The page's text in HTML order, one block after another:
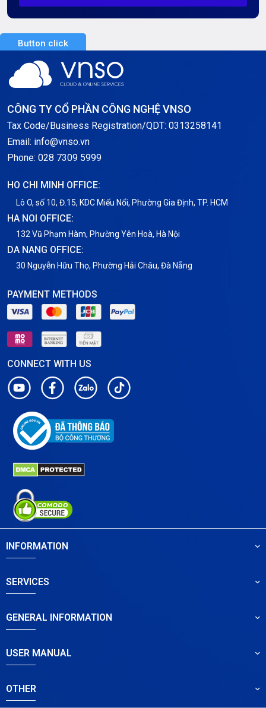
Server Dedicated (Máy chủ riêng)
Server GPU
Server Windows
Notification
Thông tin chung
Tin tức
Button click
CÔNG TY CỔ PHẦN CÔNG NGHỆ VNSO
Tax Code/Business Registration/QDT: 0313258141
Email: info@vnso.vn
Phone: 028 7309 5999
HO CHI MINH OFFICE:
Lô O, số 10, Đ.15, KDC Miếu Nổi, Phường Gia Định, TP. HCM
HA NOI OFFICE:
132 Vũ Phạm Hàm, Phường Yên Hoà, Hà Nội
DA NANG OFFICE:
30 Nguyễn Hữu Thọ, Phường Hải Châu, Đà Nẵng
PAYMENT METHODS
CONNECT WITH US
INFORMATION
SERVICES
GENERAL INFORMATION
USER MANUAL
OTHER